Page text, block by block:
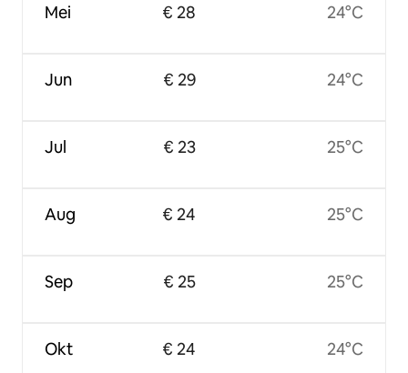
Mei
Jun
Jul
Aug
Sep
Okt
€ 28
€ 29
€ 23
€ 24
€ 25
€ 24
24°C
24°C
25°C
25°C
25°C
24°C